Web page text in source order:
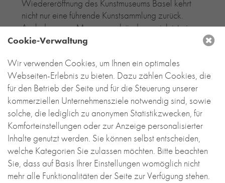
Wiedereröffnung des Kunstmuseums Basel kehrt
nicht nur eine führende Kunstsammlung zurück.
Auch das neue Museumsgebäude an sich ist ein
sehenswertes Statement
Cookie-Verwaltung
Wir verwenden Cookies, um Ihnen ein optimales
Webseiten-Erlebnis zu bieten. Dazu zählen Cookies, die
für den Betrieb der Seite und für die Steuerung unserer
kommerziellen Unternehmensziele notwendig sind, sowie
solche, die lediglich zu anonymen Statistikzwecken, für
Komforteinstellungen oder zur Anzeige personalisierter
Inhalte genutzt werden. Sie können selbst entscheiden,
welche Kategorien Sie zulassen möchten. Bitte beachten
Sie, dass auf Basis Ihrer Einstellungen womöglich nicht
mehr alle Funktionalitäten der Seite zur Verfügung stehen.